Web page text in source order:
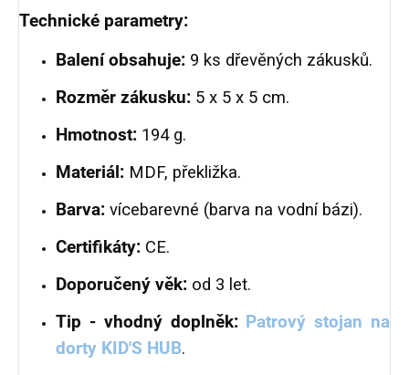
Technické parametry:
Balení obsahuje: 9 ks dřevěných zákusků.
Rozměr zákusku: 5 x 5 x 5 cm.
Hmotnost: 194 g.
Materiál: MDF, překližka.
Barva: vícebarevné (barva na vodní bázi).
Certifikáty: CE.
Doporučený věk: od 3 let.
Tip - vhodný doplněk: Patrový stojan na
dorty KID'S HUB.